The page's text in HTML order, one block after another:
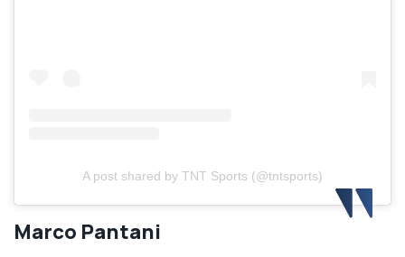
A post shared by TNT Sports (@tntsports)
Marco Pantani